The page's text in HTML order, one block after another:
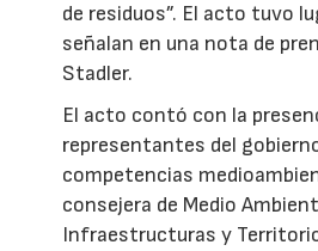
de residuos”. El acto tuvo
señalan en una nota de
Stadler.
El acto contó con la
representantes del
competencias
consejera de Medio
Infraestructuras y